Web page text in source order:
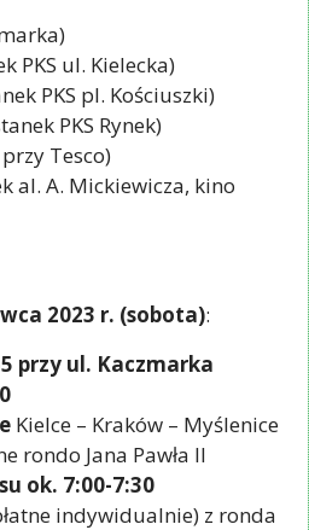
PKS ul. Kielecka)
PKS pl. Kościuszki)
PKS Rynek)
Tesco)
al. A. Mickiewicza, kino
2023 r. (sobota):
przy ul. Kaczmarka
Kielce – Kraków – Myślenice
rondo Jana Pawła II
ok. 7:00-7:30
indywidualnie) z ronda